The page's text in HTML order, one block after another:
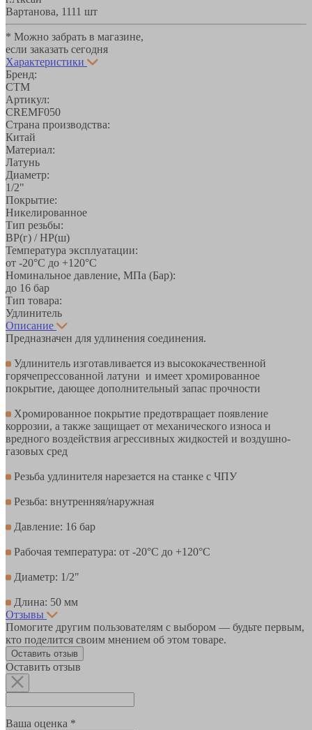
Вартанова, 1111 шт
* Можно забрать в магазине,
если заказать сегодня
Характеристики
Бренд:
СТМ
Артикул:
CREMF050
Страна производства:
Китай
Материал:
Латунь
Диаметр:
1/2"
Покрытие:
Никелированное
Тип резьбы:
ВР(г) / НР(ш)
Температура эксплуатации:
от -20°С до +120°С
Номинальное давление, МПа (Бар):
до 16 бар
Тип товара:
Удлинитель
Описание
Предназначен для удлинения соединения.
Удлинитель изготавливается из высококачественной
горячепрессованной латуни и имеет хромированное
покрытие, дающее дополнительный запас прочности
Хромированное покрытие предотвращает появление
коррозии, а также защищает от механического износа и
вредного воздействия агрессивных жидкостей и воздушно-
газовых сред
Резьба удлинителя нарезается на станке с ЧПУ
Резьба: внутренняя/наружная
Давление: 16 бар
Рабочая температура: от -20°С до +120°С
Диаметр: 1/2"
Длина: 50 мм
Отзывы
Помогите другим пользователям с выбором — будьте первым,
кто поделится своим мнением об этом товаре.
Оставить отзыв
Оставить отзыв
Ваша оценка *